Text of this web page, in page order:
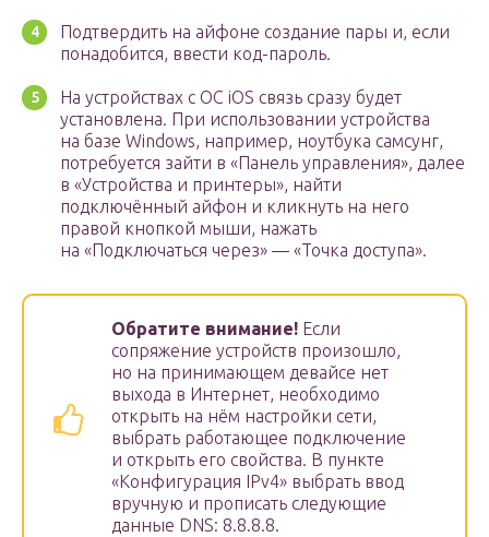
Подтвердить на айфоне создание пары и, если
понадобится, ввести код-пароль.
На устройствах с OC iOS связь сразу будет
установлена. При использовании устройства
на базе Windows, например, ноутбука самсунг,
потребуется зайти в «Панель управления», далее
в «Устройства и принтеры», найти
подключённый айфон и кликнуть на него
правой кнопкой мыши, нажать
на «Подключаться через» — «Точка доступа».
Обратите внимание! Если
сопряжение устройств произошло,
но на принимающем девайсе нет
выхода в Интернет, необходимо
открыть на нём настройки сети,
выбрать работающее подключение
и открыть его свойства. В пункте
«Конфигурация IPv4» выбрать ввод
вручную и прописать следующие
данные DNS: 8.8.8.8.